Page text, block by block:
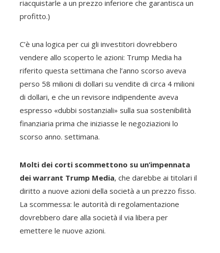
riacquistarle a un prezzo inferiore che garantisca un
profitto.)
C’è una logica per cui gli investitori dovrebbero
vendere allo scoperto le azioni: Trump Media ha
riferito questa settimana che l’anno scorso aveva
perso 58 milioni di dollari su vendite di circa 4 milioni
di dollari, e che un revisore indipendente aveva
espresso «dubbi sostanziali» sulla sua sostenibilità
finanziaria prima che iniziasse le negoziazioni lo
scorso anno. settimana.
Molti dei corti scommettono su un’impennata
dei warrant Trump Media, che darebbe ai titolari il
diritto a nuove azioni della società a un prezzo fisso.
La scommessa: le autorità di regolamentazione
dovrebbero dare alla società il via libera per
emettere le nuove azioni.